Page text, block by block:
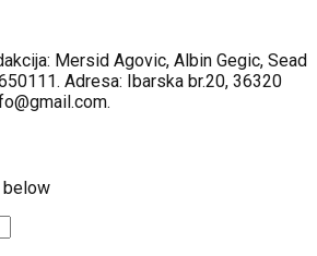
Mersid Agovic, Albin Gegic, Sead
Adresa: Ibarska br.20, 36320
.
below